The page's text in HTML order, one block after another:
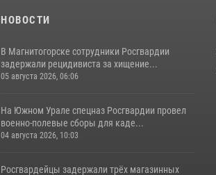
НОВОСТИ
В Магнитогорске сотрудники Росгвардии
задержали рецидивиста за хищение...
05 августа 2026, 06:06
На Южном Урале спецназ Росгвардии провел
военно-полевые сборы для каде...
04 августа 2026, 10:03
Росгвардейцы задержали трёх магазинных